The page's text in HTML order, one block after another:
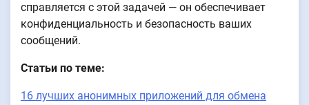
справляется с этой задачей — он обеспечивает
конфиденциальность и безопасность ваших
сообщений.
Статьи по теме:
16 лучших анонимных приложений для обмена